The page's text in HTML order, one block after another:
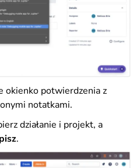
okienko potwierdzenia z
notatkami.
działanie i projekt, a
.